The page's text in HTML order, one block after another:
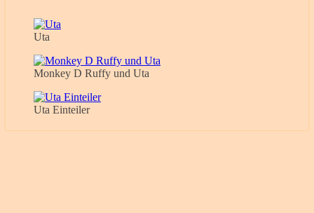
Uta
Monkey D Ruffy und Uta
Uta Einteiler